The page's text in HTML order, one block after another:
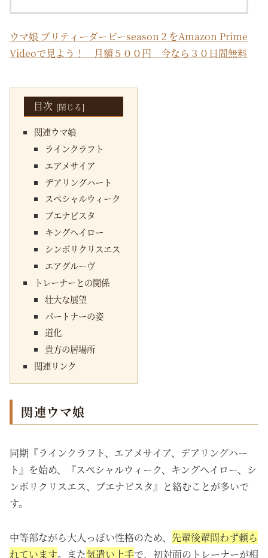
ウマ娘 プリティーダービーseason２をAmazon Prime
Videoで見よう！ 月額５００円 今なら３０日間無料
目次
関連ウマ娘
ラインクラフト
エアメサイア
デアリングハート
スペシャルウィーク
ブエナビスタ
キングヘイロー
シンボリクリスエス
エアグルーヴ
トレーナーとの関係
壮大な展望
パートナーの姿
道化
貴方の居場所
関連リンク
関連ウマ娘
同期『ラインクラフト、エアメサイア、デアリングハー
ト』を始め、『スペシャルウィーク、キングヘイロー、シ
ンボリクリスエス、ブエナビスタ』と絡むことが多いで
す。
中等部ながら大人っぽい性格のため、 先輩後輩問わず頼ら
れています。また気遣い上手で、初対面のトレーナーが相